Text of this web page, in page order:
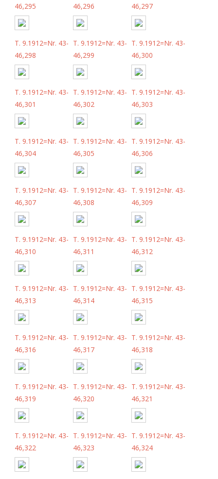
46,295
46,296
46,297
T. 9.1912=Nr. 43-
46,298
T. 9.1912=Nr. 43-
46,299
T. 9.1912=Nr. 43-
46,300
T. 9.1912=Nr. 43-
46,301
T. 9.1912=Nr. 43-
46,302
T. 9.1912=Nr. 43-
46,303
T. 9.1912=Nr. 43-
46,304
T. 9.1912=Nr. 43-
46,305
T. 9.1912=Nr. 43-
46,306
T. 9.1912=Nr. 43-
46,307
T. 9.1912=Nr. 43-
46,308
T. 9.1912=Nr. 43-
46,309
T. 9.1912=Nr. 43-
46,310
T. 9.1912=Nr. 43-
46,311
T. 9.1912=Nr. 43-
46,312
T. 9.1912=Nr. 43-
46,313
T. 9.1912=Nr. 43-
46,314
T. 9.1912=Nr. 43-
46,315
T. 9.1912=Nr. 43-
46,316
T. 9.1912=Nr. 43-
46,317
T. 9.1912=Nr. 43-
46,318
T. 9.1912=Nr. 43-
46,319
T. 9.1912=Nr. 43-
46,320
T. 9.1912=Nr. 43-
46,321
T. 9.1912=Nr. 43-
46,322
T. 9.1912=Nr. 43-
46,323
T. 9.1912=Nr. 43-
46,324